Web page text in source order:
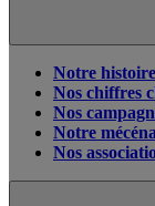
Notre histoire
Nos chiffres
Nos
Notre
Nos